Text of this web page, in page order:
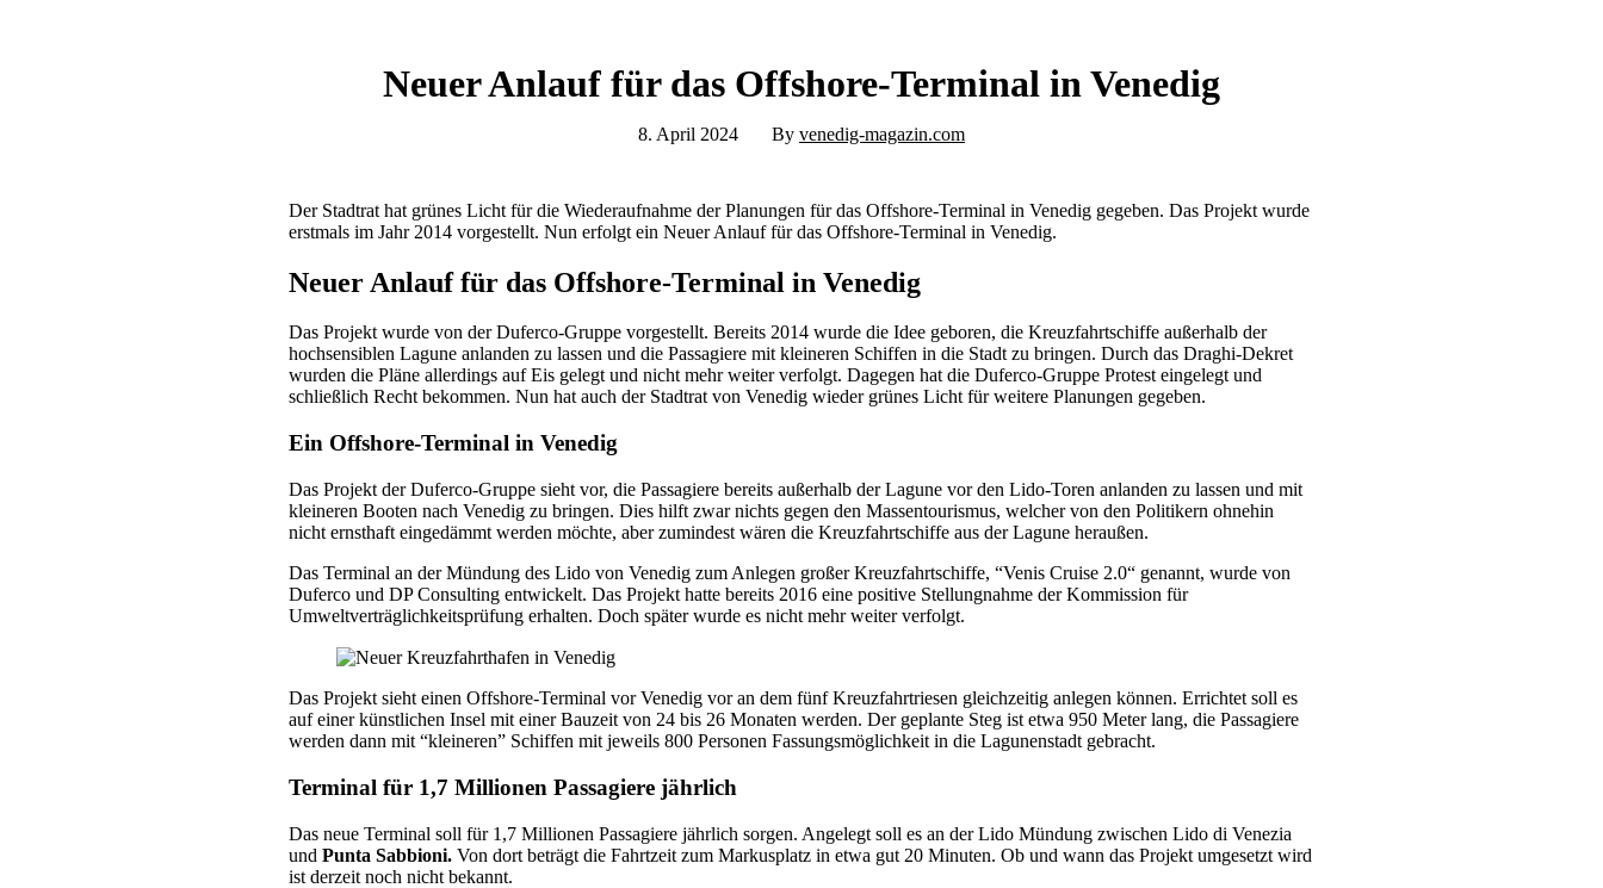
Neuer Anlauf für das Offshore-Terminal in Venedig
8. April 2024 By venedig-magazin.com
Der Stadtrat hat grünes Licht für die Wiederaufnahme der Planungen für das Offshore-Terminal in Venedig gegeben. Das Projekt wurde
erstmals im Jahr 2014 vorgestellt. Nun erfolgt ein Neuer Anlauf für das Offshore-Terminal in Venedig.
Neuer Anlauf für das Offshore-Terminal in Venedig
Das Projekt wurde von der Duferco-Gruppe vorgestellt. Bereits 2014 wurde die Idee geboren, die Kreuzfahrtschiffe außerhalb der
hochsensiblen Lagune anlanden zu lassen und die Passagiere mit kleineren Schiffen in die Stadt zu bringen. Durch das Draghi-Dekret
wurden die Pläne allerdings auf Eis gelegt und nicht mehr weiter verfolgt. Dagegen hat die Duferco-Gruppe Protest eingelegt und
schließlich Recht bekommen. Nun hat auch der Stadtrat von Venedig wieder grünes Licht für weitere Planungen gegeben.
Ein Offshore-Terminal in Venedig
Das Projekt der Duferco-Gruppe sieht vor, die Passagiere bereits außerhalb der Lagune vor den Lido-Toren anlanden zu lassen und mit
kleineren Booten nach Venedig zu bringen. Dies hilft zwar nichts gegen den Massentourismus, welcher von den Politikern ohnehin
nicht ernsthaft eingedämmt werden möchte, aber zumindest wären die Kreuzfahrtschiffe aus der Lagune heraußen.
Das Terminal an der Mündung des Lido von Venedig zum Anlegen großer Kreuzfahrtschiffe, “Venis Cruise 2.0“ genannt, wurde von
Duferco und DP Consulting entwickelt. Das Projekt hatte bereits 2016 eine positive Stellungnahme der Kommission für
Umweltverträglichkeitsprüfung erhalten. Doch später wurde es nicht mehr weiter verfolgt.
Das Projekt sieht einen Offshore-Terminal vor Venedig vor an dem fünf Kreuzfahrtriesen gleichzeitig anlegen können. Errichtet soll es
auf einer künstlichen Insel mit einer Bauzeit von 24 bis 26 Monaten werden. Der geplante Steg ist etwa 950 Meter lang, die Passagiere
werden dann mit “kleineren” Schiffen mit jeweils 800 Personen Fassungsmöglichkeit in die Lagunenstadt gebracht.
Terminal für 1,7 Millionen Passagiere jährlich
Das neue Terminal soll für 1,7 Millionen Passagiere jährlich sorgen. Angelegt soll es an der Lido Mündung zwischen Lido di Venezia
und Punta Sabbioni. Von dort beträgt die Fahrtzeit zum Markusplatz in etwa gut 20 Minuten. Ob und wann das Projekt umgesetzt wird
ist derzeit noch nicht bekannt.